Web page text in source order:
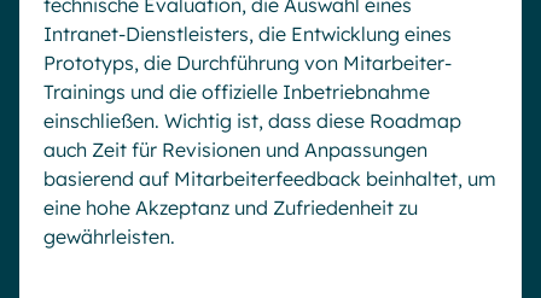
technische Evaluation, die Auswahl eines
Intranet-Dienstleisters, die Entwicklung eines
Prototyps, die Durchführung von Mitarbeiter-
Trainings und die offizielle Inbetriebnahme
einschließen. Wichtig ist, dass diese Roadmap
auch Zeit für Revisionen und Anpassungen
basierend auf Mitarbeiterfeedback beinhaltet, um
eine hohe Akzeptanz und Zufriedenheit zu
gewährleisten.